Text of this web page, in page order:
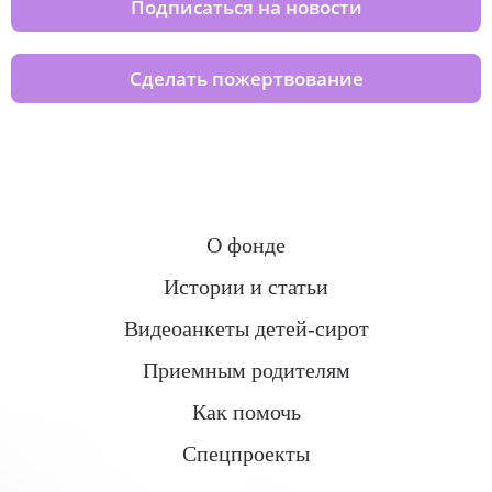
Подписаться на новости
Сделать пожертвование
О фонде
Истории и статьи
Видеоанкеты детей-сирот
Приемным родителям
Как помочь
Спецпроекты